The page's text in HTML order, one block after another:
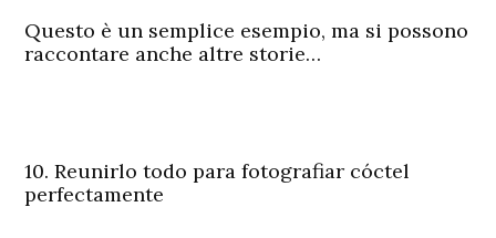
Questo è un semplice esempio, ma si possono
raccontare anche altre storie…
10. Reunirlo todo para fotografiar cóctel
perfectamente